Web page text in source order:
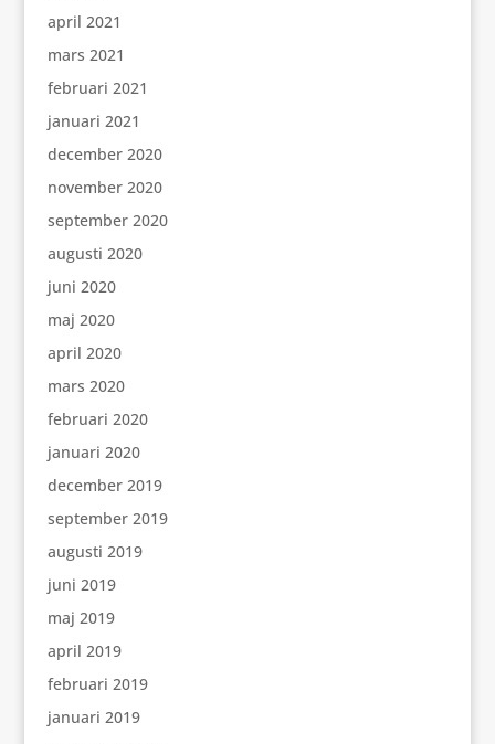
april 2021
mars 2021
februari 2021
januari 2021
december 2020
november 2020
september 2020
augusti 2020
juni 2020
maj 2020
april 2020
mars 2020
februari 2020
januari 2020
december 2019
september 2019
augusti 2019
juni 2019
maj 2019
april 2019
februari 2019
januari 2019